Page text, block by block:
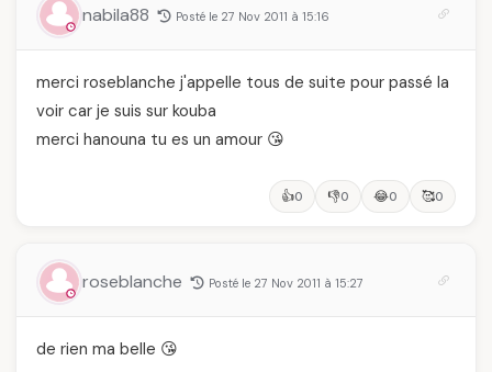
nabila88 Posté le 27 Nov 2011 à 15:16
merci roseblanche j'appelle tous de suite pour passé la
voir car je suis sur kouba
merci hanouna tu es un amour 😘
👍0 👎0 😂0 🥰0
roseblanche Posté le 27 Nov 2011 à 15:27
de rien ma belle 😘